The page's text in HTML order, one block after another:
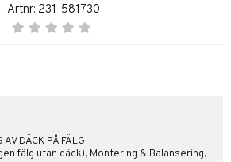
Artnr: 231-581730
DÄCK PÅ FÄLG
fälg utan däck), Montering & Balansering,